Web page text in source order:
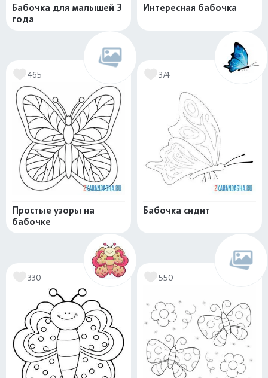
Бабочка для малышей 3
года
Интересная бабочка
465
Простые узоры на
бабочке
374
Бабочка сидит
330 550